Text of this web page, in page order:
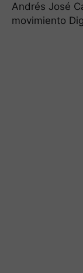
Andrés José
movimiento